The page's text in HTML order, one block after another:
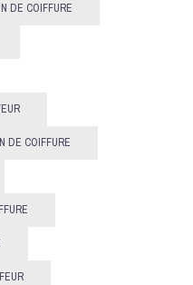
DE COIFFURE
DE COIFFURE